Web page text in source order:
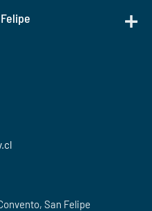
San Felipe